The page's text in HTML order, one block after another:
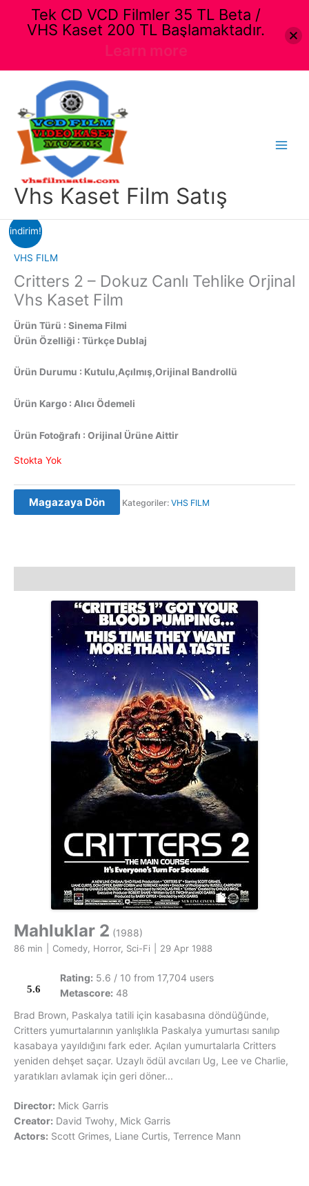
Vhs Kaset Film Satış
indirim!
VHS FILM
Critters 2 – Dokuz Canlı Tehlike Orjinal
Vhs Kaset Film
Ürün Türü : Sinema Filmi
Ürün Özelliği : Türkçe Dublaj
Ürün Durumu : Kutulu,Açılmış,Orijinal Bandrollü
Ürün Kargo : Alıcı Ödemeli
Ürün Fotoğrafı : Orijinal Ürüne Aittir
Stokta Yok
Magazaya Dön Kategoriler: VHS FILM
Mahluklar 2 (1988)
86 min Comedy, Horror, Sci-Fi 29 Apr 1988
5.6
Rating: 5.6 / 10 from 17,704 users
Metascore: 48
Brad Brown, Paskalya tatili için kasabasına döndüğünde,
Critters yumurtalarının yanlışlıkla Paskalya yumurtası sanılıp
kasabaya yayıldığını fark eder. Açılan yumurtalarla Critters
yeniden dehşet saçar. Uzaylı ödül avcıları Ug, Lee ve Charlie,
yaratıkları avlamak için geri döner...
Director: Mick Garris
Creator: David Twohy, Mick Garris
Actors: Scott Grimes, Liane Curtis, Terrence Mann
Tek CD VCD Filmler 35 TL Beta /
VHS Kaset 200 TL Başlamaktadır.
Learn more